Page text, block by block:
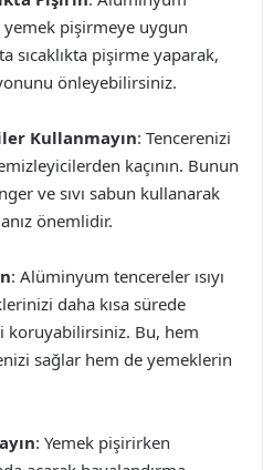
yemek pişirmeye uygun
sıcaklıkta pişirme yaparak,
önleyebilirsiniz.
Kullanmayın: Tencerenizi
kaçının. Bunun
ve sıvı sabun kullanarak
önemlidir.
: Alüminyum tencereler ısıyı
daha kısa sürede
koruyabilirsiniz. Bu, hem
sağlar hem de yemeklerin
: Yemek pişirirken